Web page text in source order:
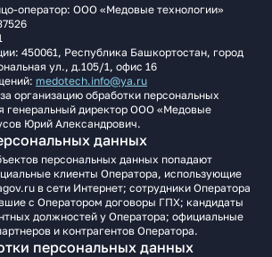
ООО «Медовые технологии»
450061, Республика Башкортостан, город
ул., д.105/1, офис 16
medotech.info@ya.ru
организацию обработки персональных
генеральный директор ООО «Медовые
Юрий Александрович.
данных
персональных данных попадают
клиенты Оператора, использующие
в сети Интернет; сотрудники Оператора
с Оператором договоры ГПХ; кандидаты
должностей у Оператора; официальные
и контрагентов Оператора.
персональных данных